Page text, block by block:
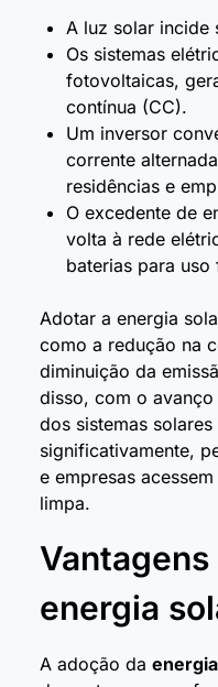
A luz solar incide
Os sistemas
fotovoltaicas,
contínua (CC).
Um inversor
corrente
residências e
O excedente de
volta à rede
baterias para uso
Adotar a energia
como a redução na
diminuição da
disso, com o
dos sistemas
significativamente,
e empresas
limpa.
energia
A adoção da